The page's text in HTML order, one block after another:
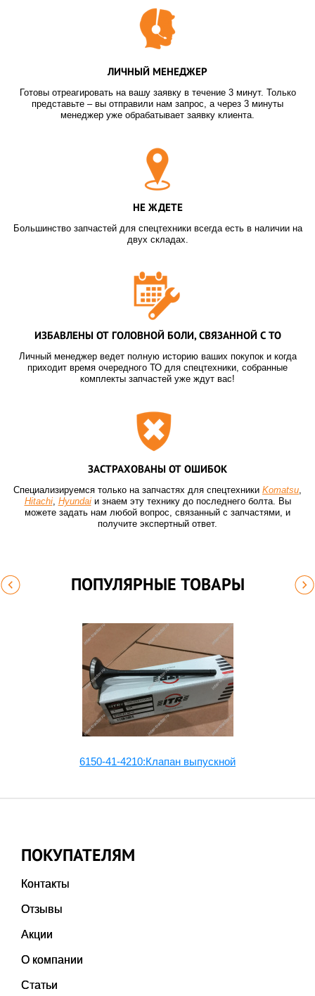
ЛИЧНЫЙ МЕНЕДЖЕР
Готовы отреагировать на вашу заявку в течение 3 минут. Только
представьте – вы отправили нам запрос, а через 3 минуты
менеджер уже обрабатывает заявку клиента.
НЕ ЖДЕТЕ
Большинство запчастей для спецтехники всегда есть в наличии на
двух складах.
ИЗБАВЛЕНЫ ОТ ГОЛОВНОЙ БОЛИ, СВЯЗАННОЙ С ТО
Личный менеджер ведет полную историю ваших покупок и когда
приходит время очередного ТО для спецтехники, собранные
комплекты запчастей уже ждут вас!
ЗАСТРАХОВАНЫ ОТ ОШИБОК
Специализируемся только на запчастях для спецтехники Komatsu,
Hitachi, Hyundaiи знаем эту технику до последнего болта. Вы
можете задать нам любой вопрос, связанный с запчастями, и
получите экспертный ответ.
ПОПУЛЯРНЫЕ ТОВАРЫ
6150-41-4210:Клапан выпускной
ПОКУПАТЕЛЯМ
Контакты
Отзывы
Акции
О компании
Статьи